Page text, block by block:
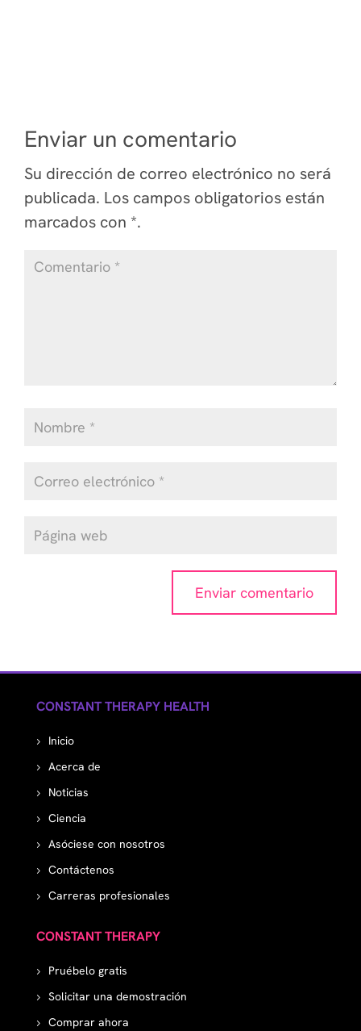
Enviar un comentario
Su dirección de correo electrónico no será
publicada. Los campos obligatorios están
marcados con *.
CONSTANT THERAPY HEALTH
Inicio
Acerca de
Noticias
Ciencia
Asóciese con nosotros
Contáctenos
Carreras profesionales
CONSTANT THERAPY
Pruébelo gratis
Solicitar una demostración
Comprar ahora